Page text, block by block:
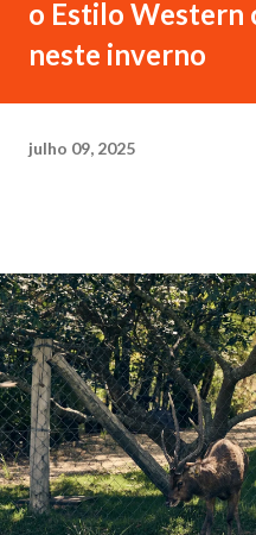
o Estilo Western
neste inverno
julho 09, 2025